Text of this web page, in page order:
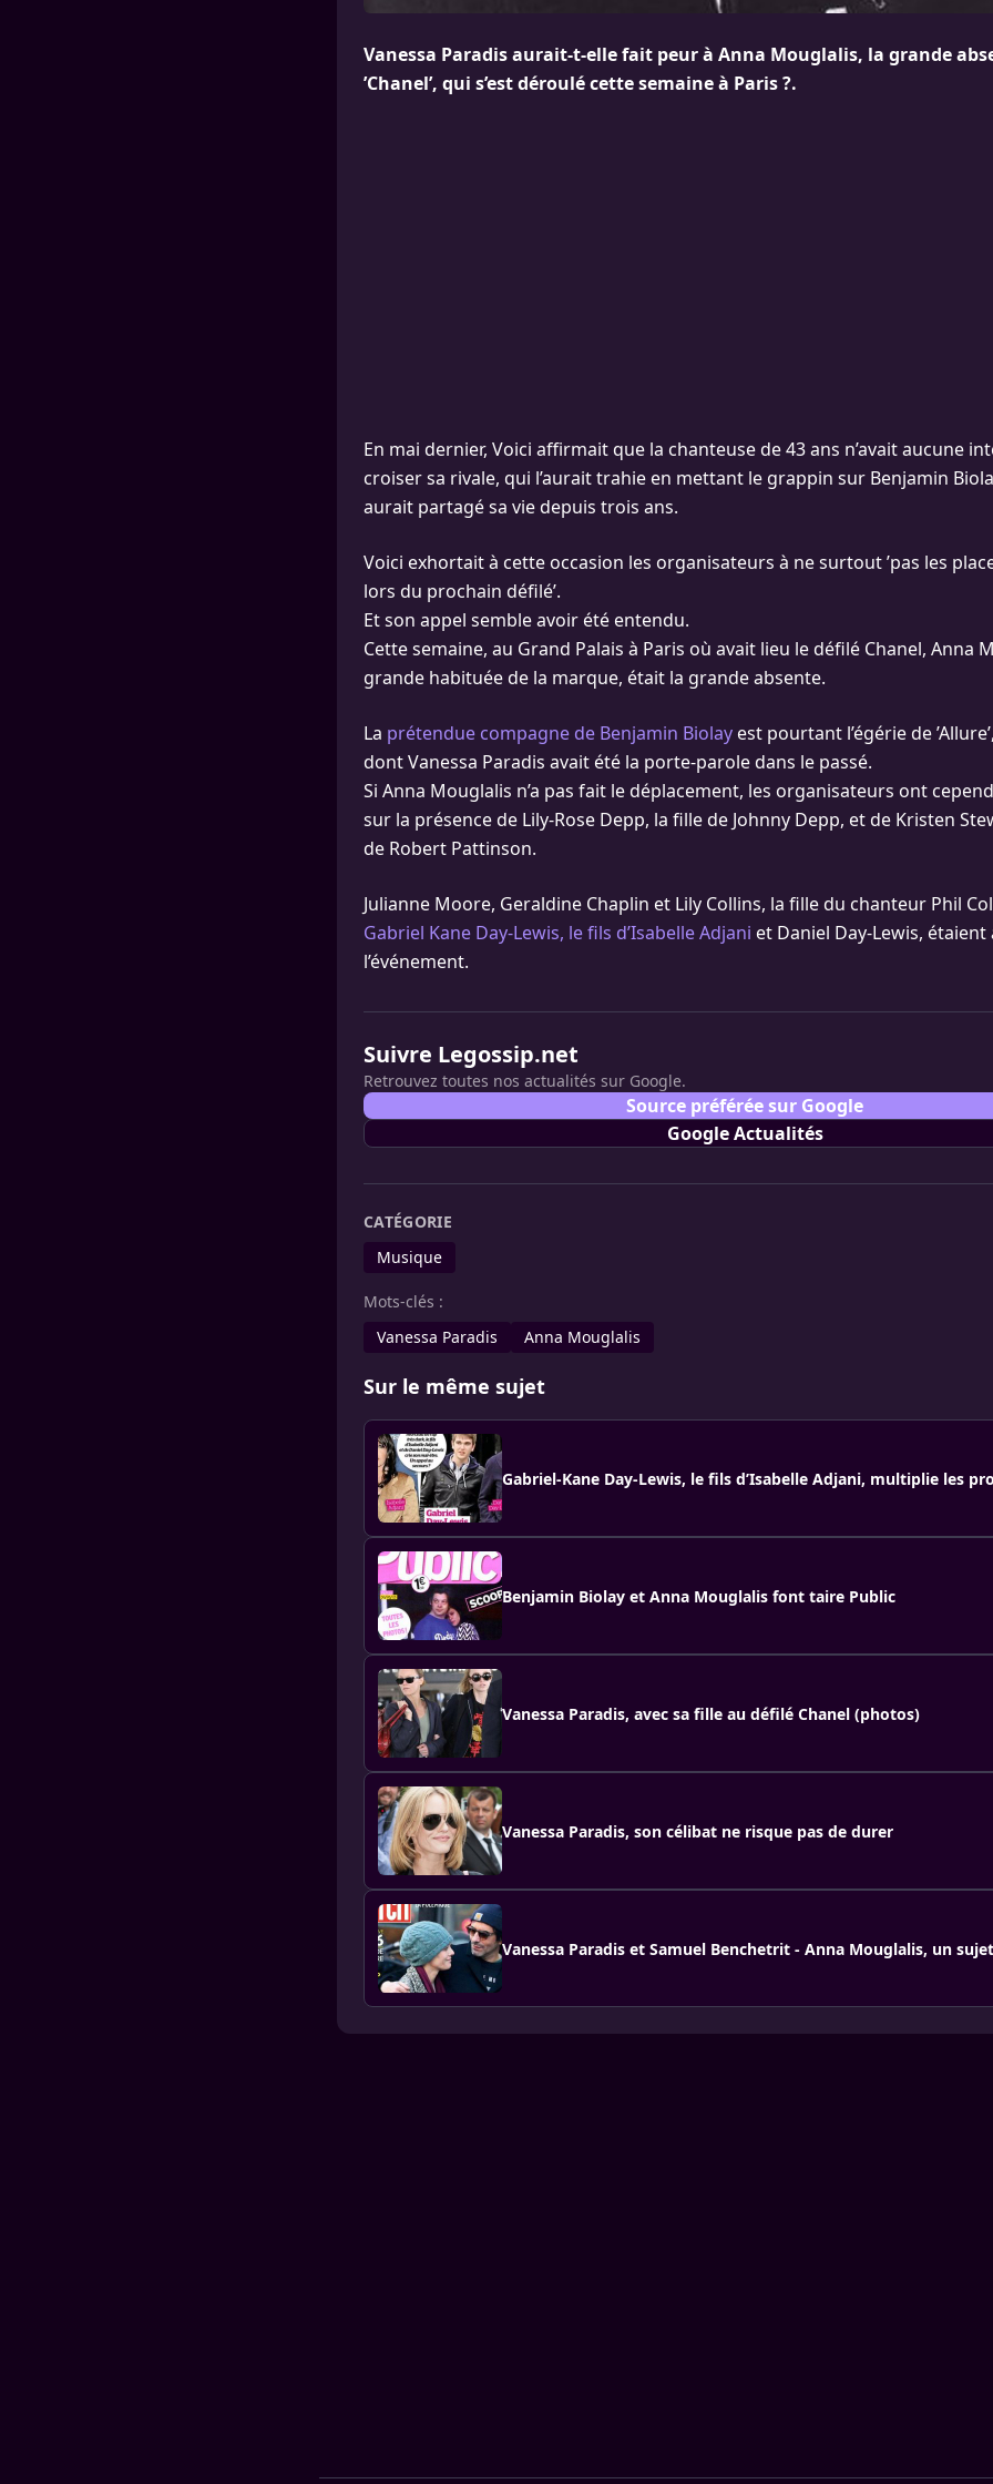
Vanessa Paradis aurait-t-elle fait peur à Anna Mouglalis, la grande
’Chanel’, qui s’est déroulé cette semaine à Paris ?.
En mai dernier, Voici affirmait que la chanteuse de 43 ans n’avait aucune
croiser sa rivale, qui l’aurait trahie en mettant le grappin sur Benjamin
aurait partagé sa vie depuis trois ans.
Voici exhortait à cette occasion les organisateurs à ne surtout ’pas les
lors du prochain défilé’.
Et son appel semble avoir été entendu.
Cette semaine, au Grand Palais à Paris où avait lieu le défilé Chanel, Anna
grande habi­tuée de la marque, était la grande absente.
La prétendue compagne de Benjamin Biolay est pourtant l’égérie de
dont Vanessa Paradis avait été la porte-parole dans le passé.
Si Anna Mougla­lis n’a pas fait le déplacement, les organisateurs ont
sur la présence de Lily-Rose Depp, la fille de Johnny Depp, et de Kris­ten
de Robert Pattinson.
Julianne Moore, Geral­dine Chaplin et Lily Collins, la fille du chan­teur Phil
Gabriel Kane Day-Lewis, le fils d’Isabelle Adjani et Daniel Day-Lewis, étaient
l’événement.
Suivre Legossip.net
Retrouvez toutes nos actualités sur Google.
Source préférée sur Google
Google Actualités
CATÉGORIE
Musique
Mots-clés :
Vanessa Paradis
Anna Mouglalis
Sur le même sujet
Gabriel-Kane Day-Lewis, le fils d’Isabelle Adjani, multiplie les
Benjamin Biolay et Anna Mouglalis font taire Public
Vanessa Paradis, avec sa fille au défilé Chanel (photos)
Vanessa Paradis, son célibat ne risque pas de durer
Vanessa Paradis et Samuel Benchetrit - Anna Mouglalis, un